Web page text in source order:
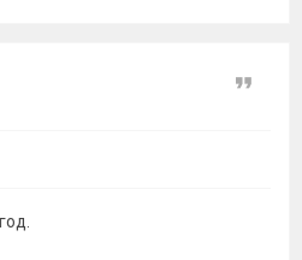
Цитата